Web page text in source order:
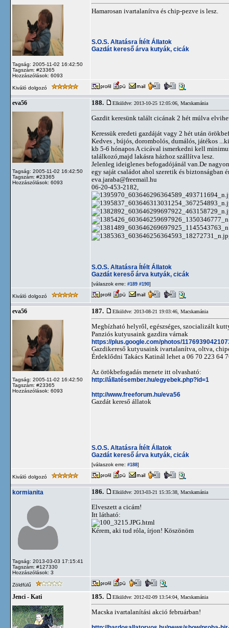
Tagság: 2005-11-02 16:42:50
Tagszám: #23365
Hozzászólások: 6093
Hamarosan ivartalanítva és chip-pezve is lesz.
S.O.S. Altatásra Ítélt Állatok
Gazdát kereső árva kutyák, cicák
Kiváló dolgozó
eva56
Tagság: 2005-11-02 16:42:50
Tagszám: #23365
Hozzászólások: 6093
188. Elküldve: 2013-10-25 12:05:06, Macskamánia
Gazdit keresünk talált cicának 2 hét múlva
Keressük eredeti gazdáját vagy 2 hét után
Kedves , bújós, dorombolós, dumálós, játékos
kb 5-6 hónapos A cicával ismerkedni kell
találkozó,majd lakásra házhoz szállítva lesz.
Jelenleg ideiglenes befogadójánál van.De
egy saját családot ahol szeretik és biztonságban
eva.jaraba@freemail.hu
06-20-453-2182,
S.O.S. Altatásra Ítélt Állatok
Gazdát kereső árva kutyák, cicák
[válaszok erre: #189 #190]
Kiváló dolgozó
eva56
Tagság: 2005-11-02 16:42:50
Tagszám: #23365
Hozzászólások: 6093
187. Elküldve: 2013-08-21 19:03:46, Macskamánia
Megbízható helyről, egészséges, szocializált
Panziós kutyusaink gazdira várnak
https://plus.google.com/photos/
Gazdikereső kutyusaink ivartalanítva, oltva,
Érdeklődni Takács Katinál lehet a 06 70 223 64
Az örökbefogadás menete itt olvasható:
http://állatésember.hu/egyebek.php?id=1
http://www.freeforum.hu/eva56
Gazdát kereső állatok
S.O.S. Altatásra Ítélt Állatok
Gazdát kereső árva kutyák, cicák
[válaszok erre: #188]
Kiváló dolgozó
kormianita
Tagság: 2013-03-03 17:15:41
Tagszám: #127330
Hozzászólások: 3
186. Elküldve: 2013-03-21 15:35:38, Macskamánia
Elveszett a cicám!
Itt látható:
.html
Kérem, aki tud róla, írjon! Köszönöm
Zöldfülű
Jenci - Kati 185. Elküldve: 2012-02-09 13:54:04, Macskamánia
Macska ivartalanítási akció februárban!